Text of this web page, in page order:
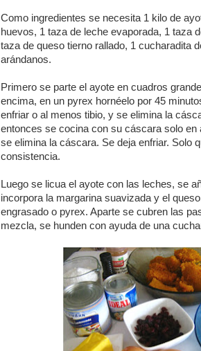
Como ingredientes se necesita 1 kilo de
huevos, 1 taza de leche evaporada, 1 taza
taza de queso tierno rallado, 1 cucharadita
arándanos.
Primero se parte el ayote en cuadros
encima, en un pyrex hornéelo por 45
enfriar o al menos tibio, y se elimina la
entonces se cocina con su cáscara solo
se elimina la cáscara. Se deja enfriar. Solo
consistencia.
Luego se licua el ayote con las leches, se
incorpora la margarina suavizada y el
engrasado o pyrex. Aparte se cubren las
mezcla, se hunden con ayuda de una